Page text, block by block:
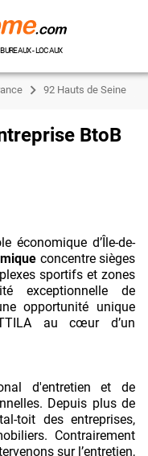
- LOCAUX
92 Hauts de Seine
BtoB
économique d’Île-de-
concentre sièges
sportifs et zones
exceptionnelle de
opportunité unique
au cœur d’un
d'entretien et de
Depuis plus de
toit des entreprises,
Contrairement
sur l’entretien,